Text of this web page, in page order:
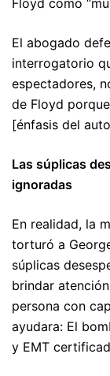
Floyd como
El abogado
interrogatorio
espectadores,
de Floyd
[énfasis del
Las súplicas
ignoradas
En realidad, la
torturó a
súplicas
brindar
persona con
ayudara: El
y EMT